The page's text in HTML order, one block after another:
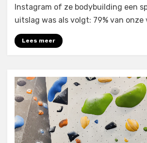
Instagram of ze bodybuilding een
uitslag was als volgt: 79% van onze
Lees meer